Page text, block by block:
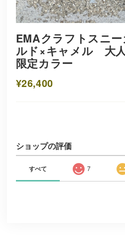
EMAクラフトスニ
ルド×キャメル 大
限定カラー
¥26,400
ショップの評価
すべて 7